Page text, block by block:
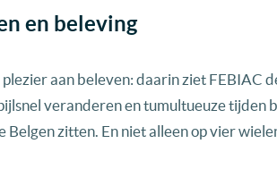
en beleving
aan beleven: daarin ziet FEBIAC
veranderen en tumultueuze
Belgen zitten. En niet alleen op vier